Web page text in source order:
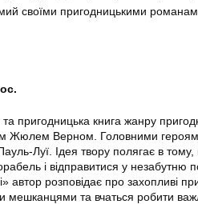
своїми пригодницькими
пригодницька книга жанру
Жюлем Верном. Головними
Луї. Ідея твору полягає в
і відправитися у незабутню
розповідає про захопливі
мешканцями та вчаться робити